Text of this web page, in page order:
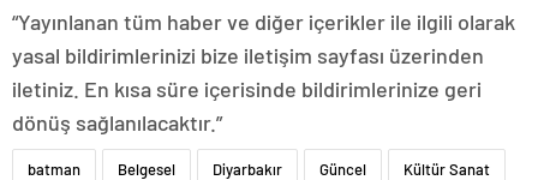
“Yayınlanan tüm haber ve diğer içerikler ile ilgili olarak
yasal bildirimlerinizi bize iletişim sayfası üzerinden
iletiniz. En kısa süre içerisinde bildirimlerinize geri
dönüş sağlanılacaktır.”
batman Belgesel Diyarbakır Güncel Kültür Sanat